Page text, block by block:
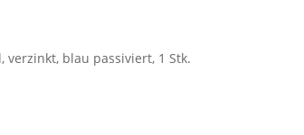
verzinkt, blau passiviert, 1 Stk.